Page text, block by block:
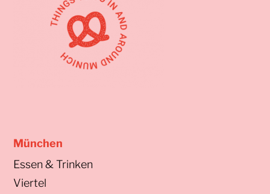
München
Essen & Trinken
Viertel